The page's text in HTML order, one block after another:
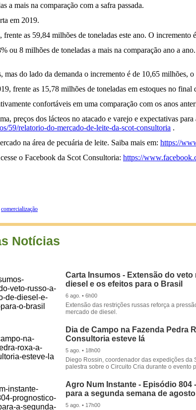
a mais na comparação com a safra passada.
em 2019.
as 59,84 milhões de toneladas este ano. O incremento
ou 8 milhões de toneladas a mais na comparação ano a
do lado da demanda o incremento é de 10,65 milhões,
frente as 15,78 milhões de toneladas em estoques no
confortáveis em uma comparação com os anos
preços dos lácteos no atacado e varejo e expectativas
59/relatorio-do-mercado-de-leite-da-scot-consultoria .
na área de pecuária de leite. Saiba mais em: https://
o Facebook da Scot Consultoria: https://
comercialização
Notícias
Carta Insumos - Extensão do
diesel e os efeitos para o Brasil
6 ago. • 6h00
Extensão das restrições russas reforça a
mercado de diesel.
Dia de Campo na Fazenda Pedra
Consultoria esteve lá
5 ago. • 18h00
Diego Rossin, coordenador das expedições da
palestra sobre o Circuito Cria durante o evento
Agro Num Instante - Episódio
para a segunda semana de agosto
5 ago. • 17h00